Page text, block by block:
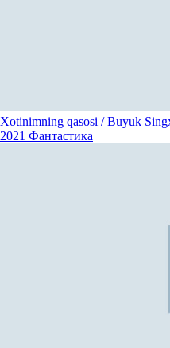
Xotinimning qasosi / Buyuk
2021 Фантастика